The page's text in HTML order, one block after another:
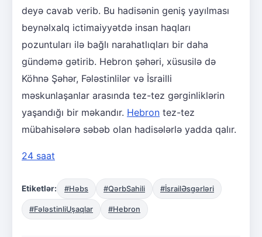
deyə cavab verib. Bu hadisənin geniş yayılması
beynəlxalq ictimaiyyətdə insan haqları
pozuntuları ilə bağlı narahatlıqları bir daha
gündəmə gətirib. Hebron şəhəri, xüsusilə də
Köhnə Şəhər, Fələstinlilər və İsrailli
məskunlaşanlar arasında tez-tez gərginliklərin
yaşandığı bir məkandır. Hebron tez-tez
mübahisələrə səbəb olan hadisələrlə yadda qalır.
24 saat
Etiketlər: #Həbs #QərbSahili #İsrailƏsgərləri
#FələstinliUşaqlar #Hebron